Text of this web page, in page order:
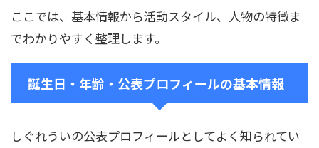
ここでは、基本情報から活動スタイル、人物の特徴ま
でわかりやすく整理します。
誕生日・年齢・公表プロフィールの基本情報
しぐれういの公表プロフィールとしてよく知られてい